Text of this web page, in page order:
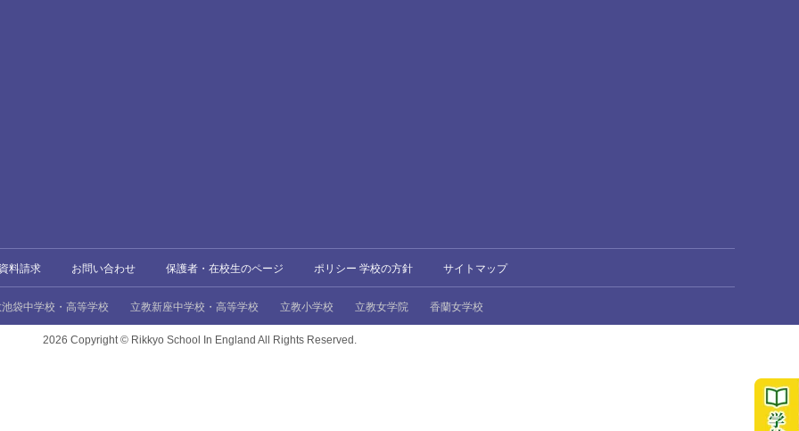
資料請求 お問い合わせ 保護者・在校生のページ ポリシー 学校の方針 サイトマップ
池袋中学校・高等学校 立教新座中学校・高等学校 立教小学校 立教女学院 香蘭女学校
2026 Copyright © Rikkyo School In England All Rights Reserved.